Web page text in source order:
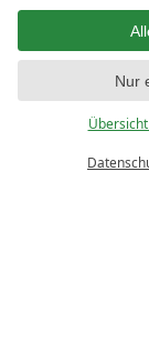
Nur
GUTSCHEINE & MEHR